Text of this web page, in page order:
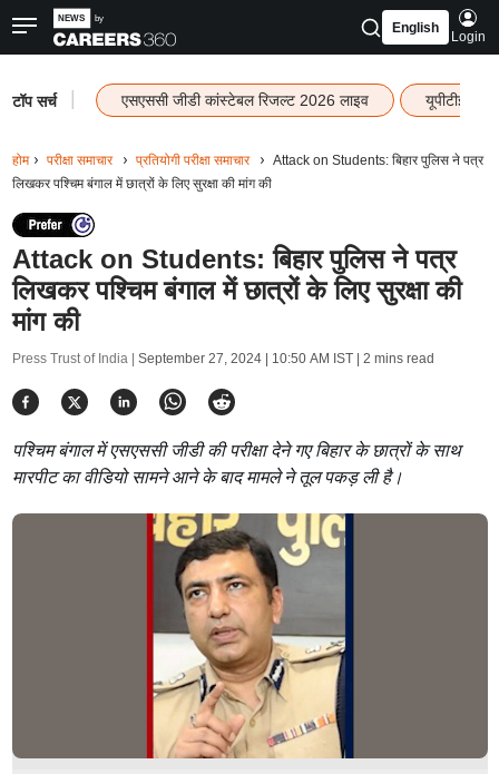
English
Login
टॉप सर्च एसएससी जीडी कांस्टेबल रिजल्ट 2026 लाइव यूपीटीईटी
होम परीक्षा समाचार प्रतियोगी परीक्षा समाचार
Attack on Students: बिहार पुलिस ने पत्र
लिखकर पश्चिम बंगाल में छात्रों के लिए सुरक्षा की मांग की
Attack on Students: बिहार पुलिस ने पत्र
लिखकर पश्चिम बंगाल में छात्रों के लिए सुरक्षा की
मांग की
Press Trust of India | September 27, 2024 | 10:50 AM IST| 2 mins read
पश्चिम बंगाल में एसएससी जीडी की परीक्षा देने गए बिहार के छात्रों के साथ
मारपीट का वीडियो सामने आने के बाद मामले ने तूल पकड़ ली है।